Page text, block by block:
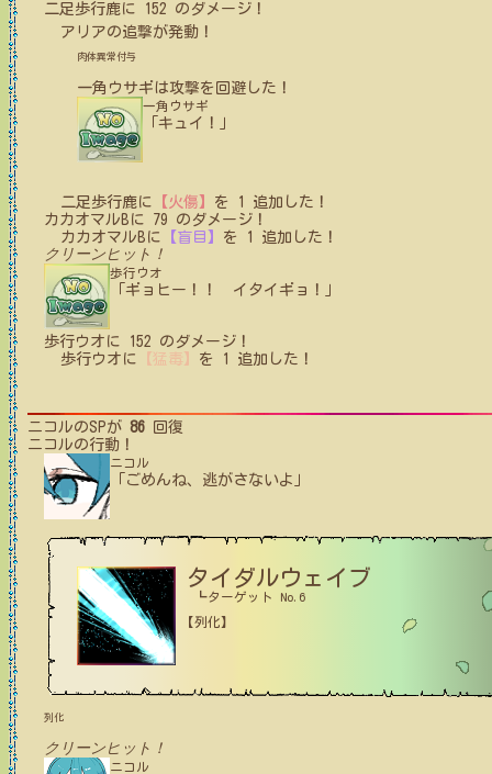
二足歩行鹿に 152 のダメージ！
アリアの追撃が発動！
肉体異常付与
一角ウサギは攻撃を回避した！
一角ウサギ
「キュイ！」
二足歩行鹿に 【火傷】 を 1
追加した！
カカオマルB に 79 のダメージ！
カカオマルB に 【盲目】 を 1 追加した！
クリーンヒット！
歩行ウオ
「ギョヒー！！ イタイギョ！」
歩行ウオ に 152 のダメージ！
歩行ウオ に 【猛毒】 を 1 追加した！
ニコルのSPが 86 回復
ニコルの行動！
ニコル
「ごめんね、逃がさないよ」
タイダルウェイブ
┗ターゲット No.6
【列化】
列化
クリーンヒット！
ニコル